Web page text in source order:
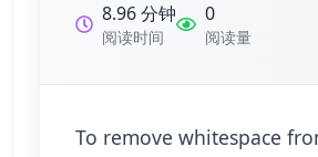
8.96 分钟
阅读时间
0
阅读量
To remove whitespace